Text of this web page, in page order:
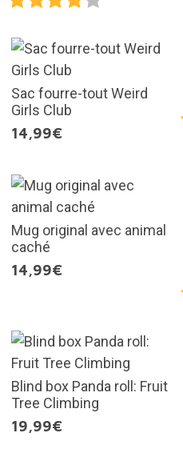
Sac fourre-tout Weird
Girls Club
14,99€
Mug original avec animal
caché
14,99€
Blind box Panda roll: Fruit
Tree Climbing
19,99€